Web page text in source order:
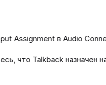
Assignment в Audio
что Talkback назначен